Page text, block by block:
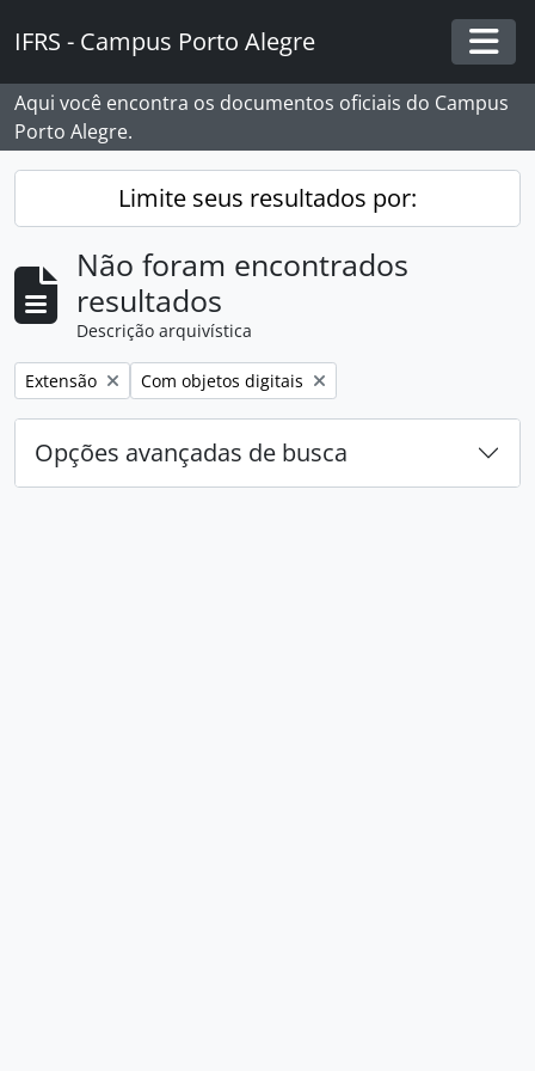
IFRS - Campus Porto Alegre
Aqui você encontra os documentos oficiais do Campus
Porto Alegre.
Limite seus resultados por:
Não foram encontrados
resultados
Descrição arquivística
Remover filtro:
Extensão Remover filtro:
Com objetos digitais
Opções avançadas de busca